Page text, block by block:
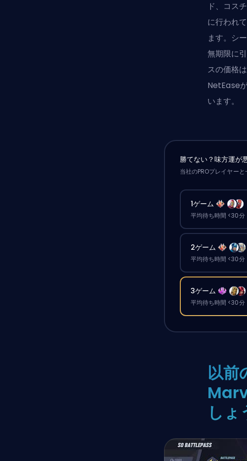
ド、 コス
に行われ
ます。シ
無期限に
スの価格
NetEase
います。
勝てない？味方運が
当社のPROプレイヤーと
1ゲーム
平均待ち時間 <30分
2ゲーム
平均待ち時間 <30分
3ゲーム
平均待ち時間 <30分
以前
しょ